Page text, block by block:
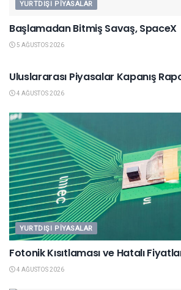
YURTDIŞI PIYASALAR
Başlamadan Bitmiş Savaş, SpaceX
5 AĞUSTOS 2026
Uluslararası Piyasalar Kapanış
4 AĞUSTOS 2026
YURTDIŞI PIYASALAR
Fotonik Kısıtlaması ve Hatalı
4 AĞUSTOS 2026